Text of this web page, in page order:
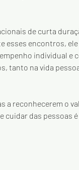
de curta
esses encontros,
individual e
tanto na vida
a reconhecerem o
das pessoas